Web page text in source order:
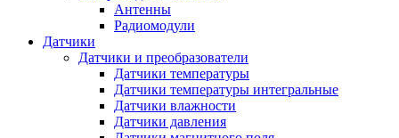
Антенны
Радиомодули
Датчики
Датчики и преобразователи
Датчики температуры
Датчики температуры интегральные
Датчики влажности
Датчики давления